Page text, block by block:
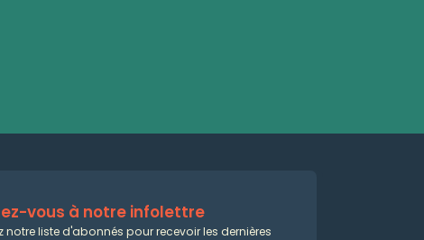
vous à notre infolettre
notre liste d'abonnés pour recevoir les dernières